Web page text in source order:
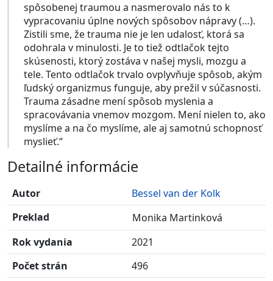
spôsobenej traumou a nasmerovalo nás to k
vypracovaniu úplne nových spôsobov nápravy (…).
Zistili sme, že trauma nie je len udalosť, ktorá sa
odohrala v minulosti. Je to tiež odtlačok tejto
skúsenosti, ktorý zostáva v našej mysli, mozgu a
tele. Tento odtlačok trvalo ovplyvňuje spôsob, akým
ľudský organizmus funguje, aby prežil v súčasnosti.
Trauma zásadne mení spôsob myslenia a
spracovávania vnemov mozgom. Mení nielen to, ako
myslíme a na čo myslíme, ale aj samotnú schopnosť
myslieť.“
Detailné informácie
Autor
Bessel van der Kolk
Preklad
Monika Martinková
Rok vydania
2021
Počet strán
496